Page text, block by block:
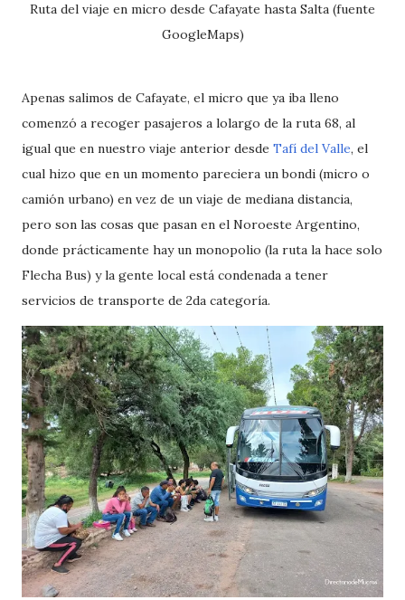
Ruta del viaje en micro desde Cafayate hasta Salta (fuente
GoogleMaps)
Apenas salimos de Cafayate, el micro que ya iba lleno
comenzó a recoger pasajeros a lolargo de la ruta 68, al
igual que en nuestro viaje anterior desde Tafí del Valle, el
cual hizo que en un momento pareciera un bondi (micro o
camión urbano) en vez de un viaje de mediana distancia,
pero son las cosas que pasan en el Noroeste Argentino,
donde prácticamente hay un monopolio (la ruta la hace solo
Flecha Bus) y la gente local está condenada a tener
servicios de transporte de 2da categoría.